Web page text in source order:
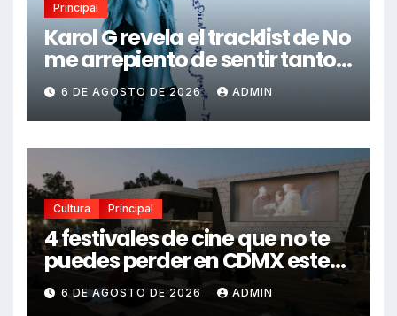
Principal
Karol G revela el tracklist de No
me arrepiento de sentir tanto:
Drake, Bruno Mars y más
estrellas se suman al álbum
6 DE AGOSTO DE 2026 ADMIN
Cultura Principal
4 festivales de cine que no te
puedes perder en CDMX este
2026
6 DE AGOSTO DE 2026 ADMIN